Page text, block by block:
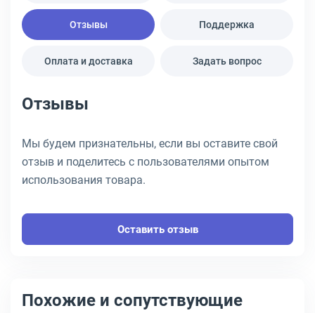
Отзывы Поддержка
Оплата и доставка Задать вопрос
Отзывы
Мы будем признательны, если вы оставите свой
отзыв и поделитесь с пользователями опытом
использования товара.
Оставить отзыв
Похожие и сопутствующие